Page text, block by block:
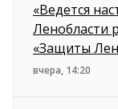
«Ведется
Ленобласти
«Защиты
вчера, 14:20